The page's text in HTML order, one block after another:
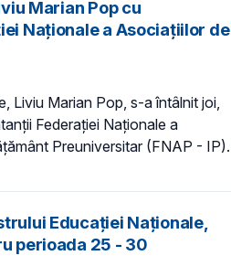
Marian Pop cu
Naționale a Asociațiilor de
Liviu Marian Pop, s-a întâlnit joi,
Federației Naționale a
Preuniversitar (FNAP - IP).
Educației Naționale,
perioada 25 - 30